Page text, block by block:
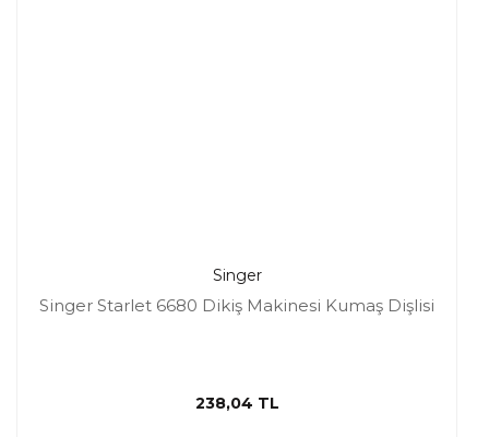
Singer
Singer Starlet 6680 Dikiş Makinesi Kumaş Dişlisi
238,04 TL